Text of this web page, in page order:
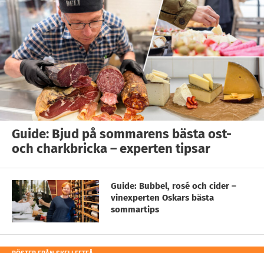
Guide: Bjud på sommarens bästa ost-
och charkbricka – experten tipsar
Guide: Bubbel, rosé och cider –
vinexperten Oskars bästa
sommartips